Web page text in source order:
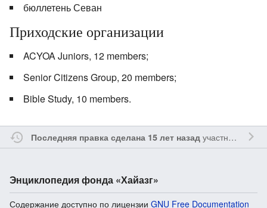
бюллетень Севан
Приходские организации
ACYOA Juniors, 12 members;
Senior Citizens Group, 20 members;
Bible Study, 10 members.
Последняя правка сделана 15 лет назадучастником
Энциклопедия фонда «Хайазг»
Содержание доступно по лицензии GNU Free Documentation